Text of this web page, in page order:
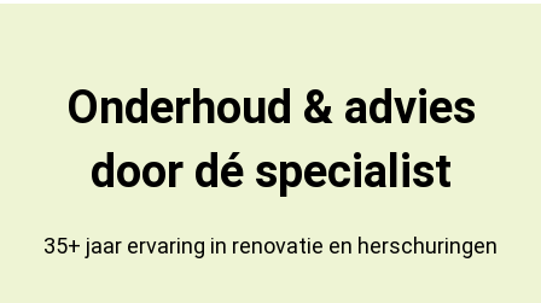
Onderhoud & advies
door dé specialist
35+ jaar ervaring in renovatie en herschuringen